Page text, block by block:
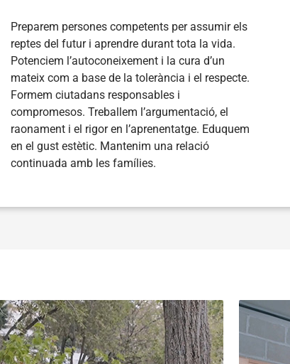
Preparem persones competents per assumir els
reptes del futur i aprendre durant tota la vida.
Potenciem l’autoconeixement i la cura d’un
mateix com a base de la tolerància i el respecte.
Formem ciutadans responsables i
compromesos. Treballem l’argumentació, el
raonament i el rigor en l’aprenentatge. Eduquem
en el gust estètic. Mantenim una relació
continuada amb les famílies.